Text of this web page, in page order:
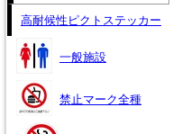
高耐候性ピクトステッカー
一般施設
禁止マーク全種